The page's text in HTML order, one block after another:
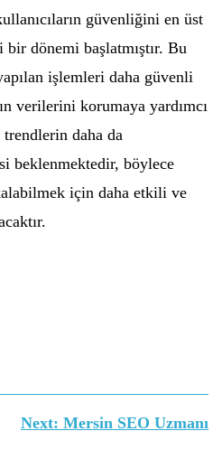
güvenliğini en üst
dönemi başlatmıştır. Bu
işlemleri daha güvenli
verilerini korumaya yardımcı
daha da
beklenmektedir, böylece
için daha etkili ve
Next: Mersin SEO Uzmanı